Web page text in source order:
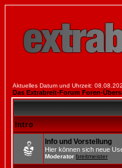
Aktuelles Datum und Uhrzeit:
Das Extrabreit-Forum Foren-
Intro
Info und Vorstellung
Hier können sich neue
Moderator breitmeister